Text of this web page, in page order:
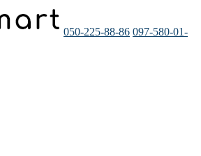
050-225-88-86 097-580-01-